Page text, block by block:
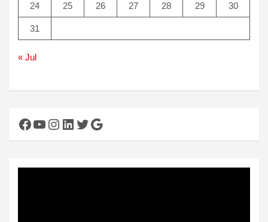
24 25 26 27 28 29 30
31
« Jul
Facebook
YouTube
Instagram
LinkedIn
Twitter
Google